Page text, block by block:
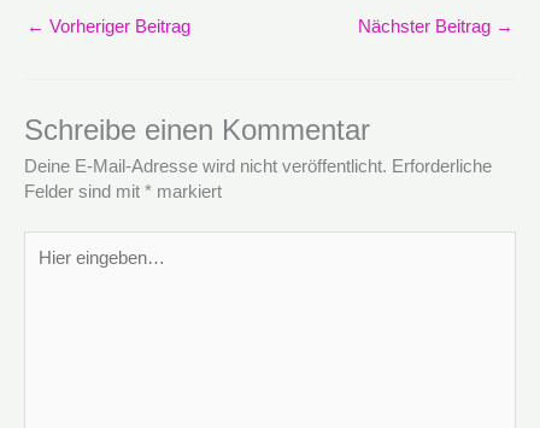
← Vorheriger Beitrag Nächster Beitrag →
Schreibe einen Kommentar
Deine E-Mail-Adresse wird nicht veröffentlicht. Erforderliche
Felder sind mit * markiert
eingeben…